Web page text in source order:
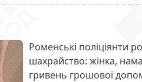
Роменські поліціянти
шахрайство: жінка,
гривень грошової